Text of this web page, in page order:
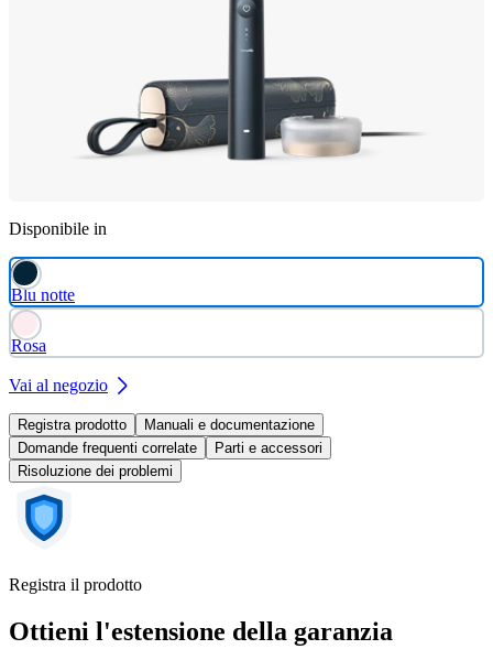
Disponibile in
Blu notte
Rosa
Vai al negozio
Registra prodotto
Manuali e documentazione
Domande frequenti correlate
Parti e accessori
Risoluzione dei problemi
Registra il prodotto
Ottieni l'estensione della garanzia